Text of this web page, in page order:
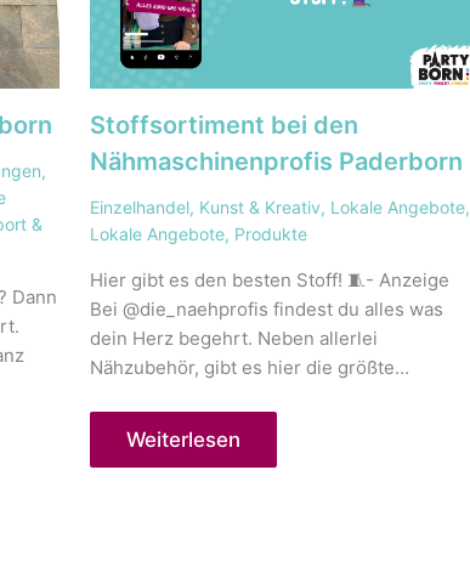
,
&
Dann
Stoffsortiment bei den
Nähmaschinenprofis Paderborn
Einzelhandel, Kunst & Kreativ, Lokale Angebote,
Lokale Angebote, Produkte
Hier gibt es den besten Stoff! 🧵- Anzeige
Bei @die_naehprofis findest du alles was
dein Herz begehrt. Neben allerlei
Nähzubehör, gibt es hier die größte…
Weiterlesen